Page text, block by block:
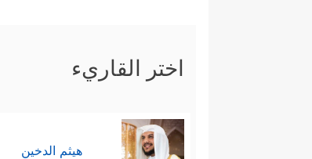
اختر القاريء
هيثم الدخين